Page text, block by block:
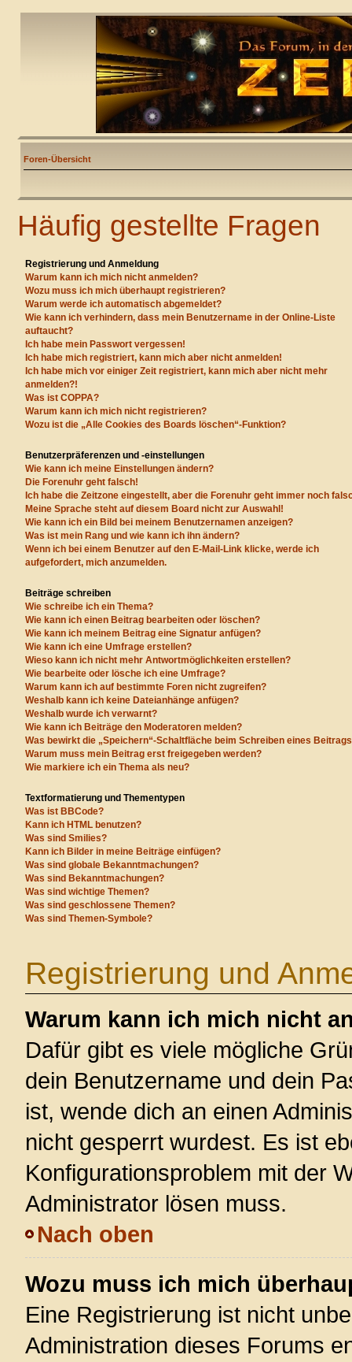
Foren-Übersicht
Häufig gestellte Fragen
Registrierung und Anmeldung
Warum kann ich mich nicht anmelden?
Wozu muss ich mich überhaupt registrieren?
Warum werde ich automatisch abgemeldet?
Wie kann ich verhindern, dass mein Benutzername in der Online-Liste
auftaucht?
Ich habe mein Passwort vergessen!
Ich habe mich registriert, kann mich aber nicht anmelden!
Ich habe mich vor einiger Zeit registriert, kann mich aber nicht mehr
anmelden?!
Was ist COPPA?
Warum kann ich mich nicht registrieren?
Wozu ist die „Alle Cookies des Boards löschen“-Funktion?
Benutzerpräferenzen und -einstellungen
Wie kann ich meine Einstellungen ändern?
Die Forenuhr geht falsch!
Ich habe die Zeitzone eingestellt, aber die Forenuhr geht immer noch
Meine Sprache steht auf diesem Board nicht zur Auswahl!
Wie kann ich ein Bild bei meinem Benutzernamen anzeigen?
Was ist mein Rang und wie kann ich ihn ändern?
Wenn ich bei einem Benutzer auf den E-Mail-Link klicke, werde ich
aufgefordert, mich anzumelden.
Beiträge schreiben
Wie schreibe ich ein Thema?
Wie kann ich einen Beitrag bearbeiten oder löschen?
Wie kann ich meinem Beitrag eine Signatur anfügen?
Wie kann ich eine Umfrage erstellen?
Wieso kann ich nicht mehr Antwortmöglichkeiten erstellen?
Wie bearbeite oder lösche ich eine Umfrage?
Warum kann ich auf bestimmte Foren nicht zugreifen?
Weshalb kann ich keine Dateianhänge anfügen?
Weshalb wurde ich verwarnt?
Wie kann ich Beiträge den Moderatoren melden?
Was bewirkt die „Speichern“-Schaltfläche beim Schreiben eines
Warum muss mein Beitrag erst freigegeben werden?
Wie markiere ich ein Thema als neu?
Textformatierung und Thementypen
Was ist BBCode?
Kann ich HTML benutzen?
Was sind Smilies?
Kann ich Bilder in meine Beiträge einfügen?
Was sind globale Bekanntmachungen?
Was sind Bekanntmachungen?
Was sind wichtige Themen?
Was sind geschlossene Themen?
Was sind Themen-Symbole?
Registrierung und
Warum kann ich mich nicht
Dafür gibt es viele mögliche
dein Benutzername und dein
ist, wende dich an einen
nicht gesperrt wurdest. Es ist
Konfigurationsproblem mit der
Administrator lösen muss.
Nach oben
Wozu muss ich mich
Eine Registrierung ist nicht
Administration dieses Forums